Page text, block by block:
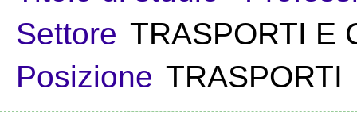
Settore TRASPORTI E
Posizione TRASPORTI